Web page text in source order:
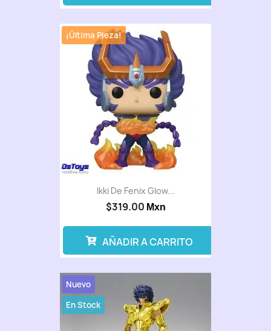
Ikki De Fenix Glow...
$319.00 Mxn
¡Última Pieza!
AÑADIR A CARRITO
Nuevo
En Stock